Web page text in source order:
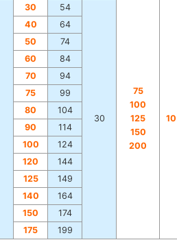
30 54
30
75
100
125
150
200
40
64
50
74
60
84
70
94
75
99
80
104
90
114
100
124
120
144
125
149
140
164
150
174
175
199